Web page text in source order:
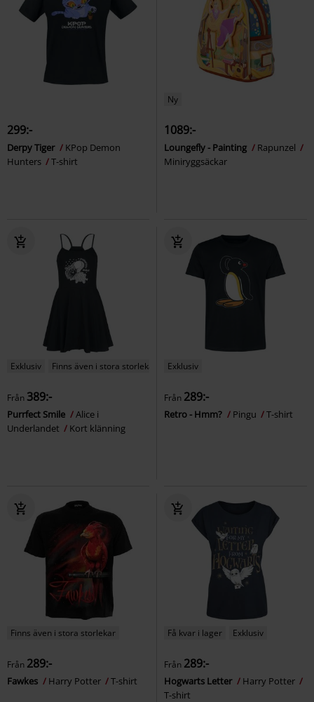
299:-
Derpy Tiger
KPop Demon
Hunters
T-shirt
Ny
1089:-
Loungefly - Painting
Rapunzel
Miniryggsäckar
Exklusiv Finns även i stora storlekar
Från 389:-
Purrfect Smile
Alice i
Underlandet
Kort klänning
Exklusiv
Från 289:-
Retro - Hmm? Pingu T-shirt
Finns även i stora storlekar
Från 289:-
Fawkes Harry Potter T-shirt
Få kvar i lager Exklusiv
Från 289:-
Hogwarts Letter
Harry Potter
T-shirt